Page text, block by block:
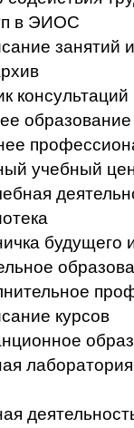
в ЭИОС
образование
учебный
будущего
курсов